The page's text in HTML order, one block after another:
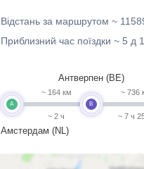
Відстань за маршрутом ~
Приблизний час поїздки ~ 5 д
A
Амстердам (NL)
~ 164 км
~ 2 ч
B
Антверпен (BE)
~ 736
~ 7 ч